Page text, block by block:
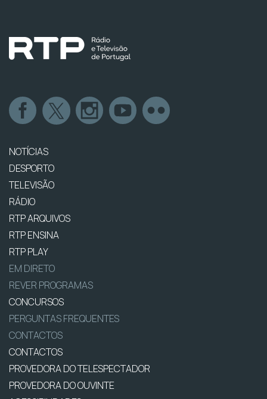
NOTÍCIAS
DESPORTO
TELEVISÃO
RÁDIO
RTP ARQUIVOS
RTP ENSINA
RTP PLAY
EM DIRETO
REVER PROGRAMAS
CONCURSOS
PERGUNTAS FREQUENTES
CONTACTOS
CONTACTOS
PROVEDORA DO TELESPECTADOR
PROVEDORA DO OUVINTE